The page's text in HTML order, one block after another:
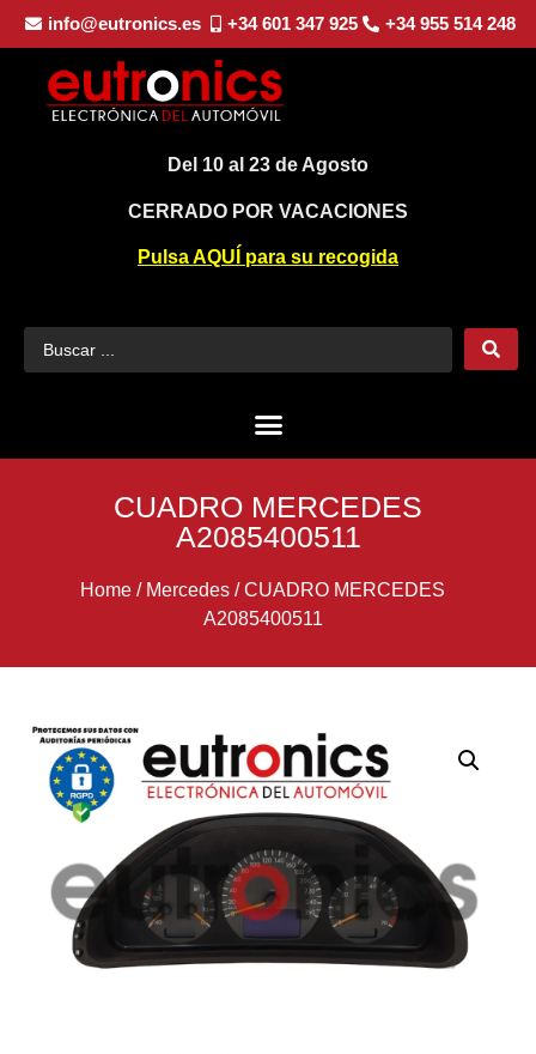
info@eutronics.es +34 601 347 925 +34 955 514 248
Del 10 al 23 de Agosto
CERRADO POR VACACIONES
Pulsa AQUÍ para su recogida
CUADRO MERCEDES
A2085400511
Home / Mercedes /CUADRO MERCEDES
A2085400511